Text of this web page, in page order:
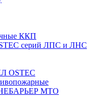
ККП
серий ЛПС и ЛНС
OSTEC
МТО